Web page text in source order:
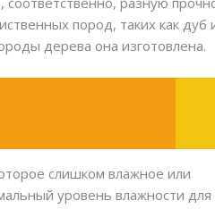
пород, таких как дуб
дерева она изготовлена.
слишком влажное или
уровень влажности для